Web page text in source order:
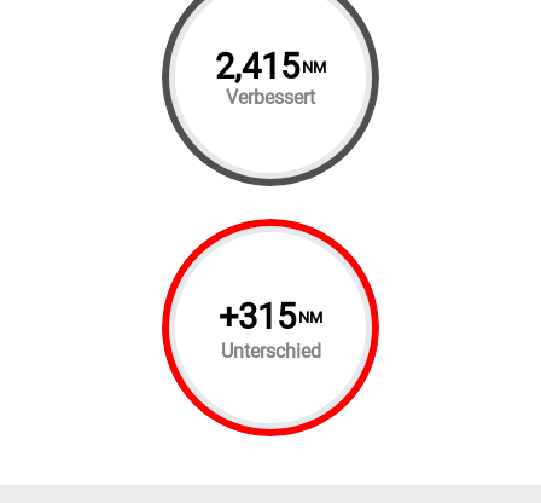
2,415 NM
Verbessert
+315 NM
Unterschied